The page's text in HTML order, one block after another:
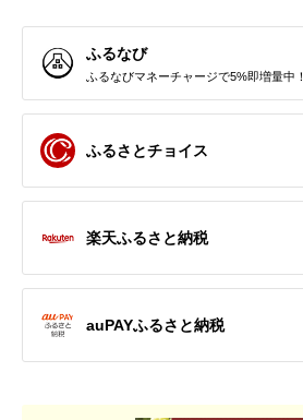
ふるなび
ふるなびマネーチャージで5%即増量中！
ふるさとチョイス
楽天ふるさと納税
auPAYふるさと納税